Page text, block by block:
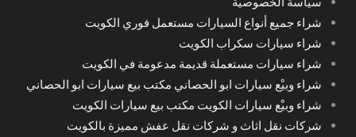
شراء جميع أنواع السيارات مستعمل فوري الكويت
شراء سيارات سكراب الكويت
شراء سيارات مستعملة قديمة مدعومة في الكويت
شراء وبيْع سيارات ابو الحصاني مكتب بيع سيارات ابو الحصاني
شراء وبيْع سيارات الكويت مكتب بيع سيارات الكويت
شركات نقل اثاث و شركات نقل عفش مميزة بالكويت